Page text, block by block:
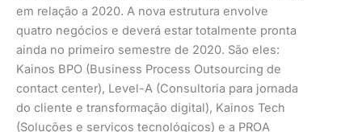
em relação a 2020. A nova estrutura envolve
quatro negócios e deverá estar totalmente pronta
ainda no primeiro semestre de 2020. São eles:
Kainos BPO (Business Process Outsourcing de
contact center), Level-A (Consultoria para jornada
do cliente e transformação digital), Kainos Tech
(Soluções e serviços tecnológicos) e a PROA